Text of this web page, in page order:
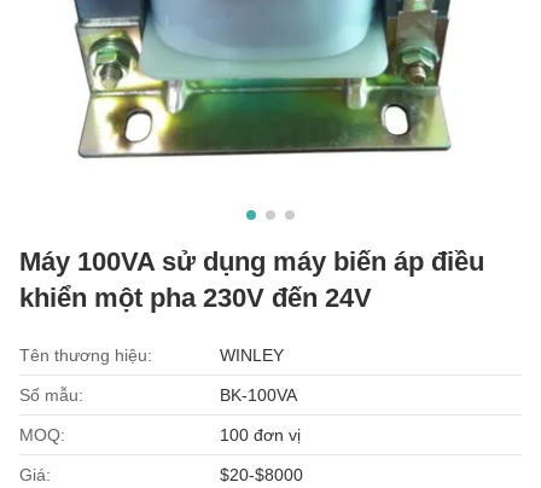
Máy 100VA sử dụng máy biến áp điều
khiển một pha 230V đến 24V
Tên thương hiệu: WINLEY
Số mẫu: BK-100VA
MOQ: 100 đơn vị
Giá: $20-$8000